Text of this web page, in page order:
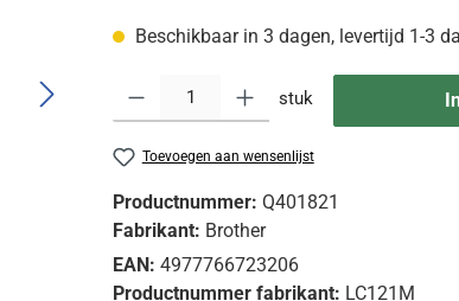
Beschikbaar in 3 dagen, levertijd 1-3
Producthoeveelheid: Voer de gewenste
stuk
Toevoegen aan wensenlijst
Productnummer: Q401821
Fabrikant: Brother
EAN: 4977766723206
Productnummer fabrikant: LC121M